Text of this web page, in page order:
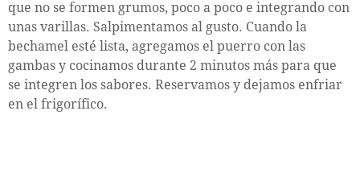
que no se formen grumos, poco a poco e integrando con
unas varillas. Salpimentamos al gusto. Cuando la
bechamel esté lista, agregamos el puerro con las
gambas y cocinamos durante 2 minutos más para que
se integren los sabores. Reservamos y dejamos enfriar
en el frigorífico.